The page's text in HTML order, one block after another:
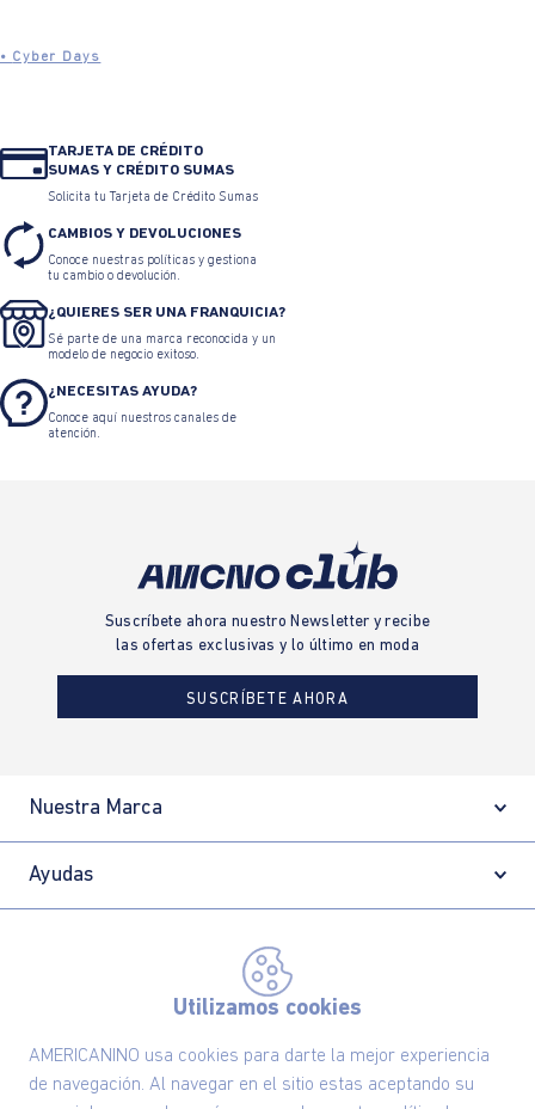
Utilizamos cookies
AMERICANINO usa cookies para darte la mejor experiencia
de navegación. Al navegar en el sitio estas aceptando su
• Cyber Days
TARJETA DE CRÉDITO
SUMAS Y CRÉDITO SUMAS
Solicita tu Tarjeta de Crédito Sumas
CAMBIOS Y DEVOLUCIONES
Conoce nuestras políticas y gestiona
tu cambio o devolución.
¿QUIERES SER UNA FRANQUICIA?
Sé parte de una marca reconocida y un
modelo de negocio exitoso.
¿NECESITAS AYUDA?
Conoce aquí nuestros canales de
atención.
Suscríbete ahora nuestro Newsletter y recibe
las ofertas exclusivas y lo último en moda
SUSCRÍBETE AHORA
Nuestra Marca
Ayudas